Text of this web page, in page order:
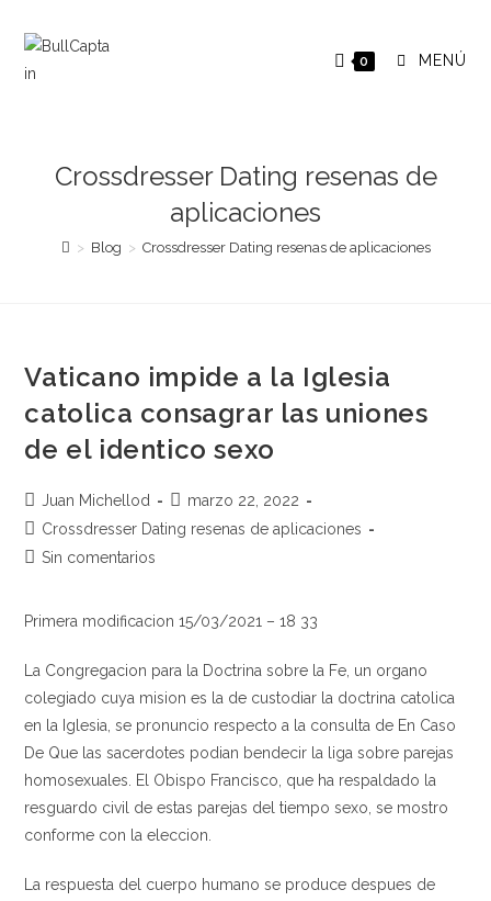
contenido
0 MENÚ
Crossdresser Dating resenas de
aplicaciones
> Blog > Crossdresser Dating resenas de aplicaciones
Vaticano impide a la Iglesia
catolica consagrar las uniones
de el identico sexo
Autor
de
entrada:
Juan Michellod
Publicación
de
marzo 22, 2022
Categoría
de
Crossdresser Dating resenas de aplicaciones
Comentarios
entrada:
Sin comentarios
Primera modificacion 15/03/2021 – 18 33
La Congregacion para la Doctrina sobre la Fe, un organo
colegiado cuya mision es la de custodiar la doctrina catolica
en la Iglesia, se pronuncio respecto a la consulta de En Caso
De Que las sacerdotes podian bendecir la liga sobre parejas
homosexuales. El Obispo Francisco, que ha respaldado la
resguardo civil de estas parejas del tiempo sexo, se mostro
conforme con la eleccion.
La respuesta del cuerpo humano se produce despues de